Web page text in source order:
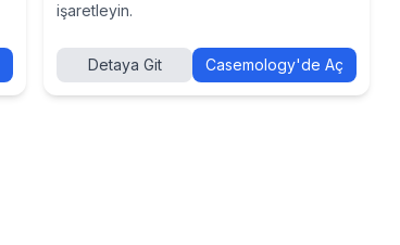
işaretleyin.
Detaya Git Casemology'de Aç